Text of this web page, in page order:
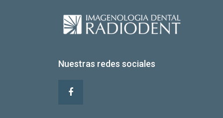
Nuestras redes sociales